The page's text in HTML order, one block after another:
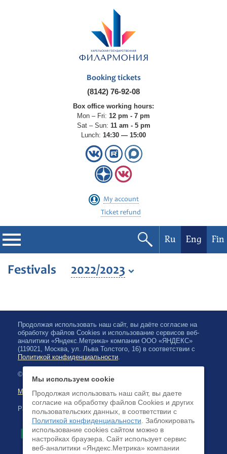
Booking tickets
(8142) 76-92-08
Box office working hours:
Mon – Fri: 12 pm - 7 pm
Sat – Sun: 11 am - 5 pm
Lunch: 14:30 — 15:00
My account
Ticket refund
Philharmonic
Festivals
Ru Eng Fin
Festivals 2022/2023
Продолжая использовать наш сайт, вы даёте согласие на
обработку файлов Cookies и использование сервисов веб-
аналитики «Яндекс.Метрика» компании ООО «ЯНДЕКС»
(119021, Москва, ул. Льва Толстого, 16) в соответствии с
Политикой конфиденциальности.
© 2026, Karelian State Philharmonic
Map of site
Payment by credit cards available
Мы используем cookie
Продолжая использовать наш сайт, вы даете
согласие на обработку файлов Cookies и других
пользовательских данных, в соответствии с
Политикой конфиденциальности . Заблокировать
использование cookies сайтом можно в
настройках браузера. Cайт использует сервис
веб-аналитики «Яндекс.Метрика» компании